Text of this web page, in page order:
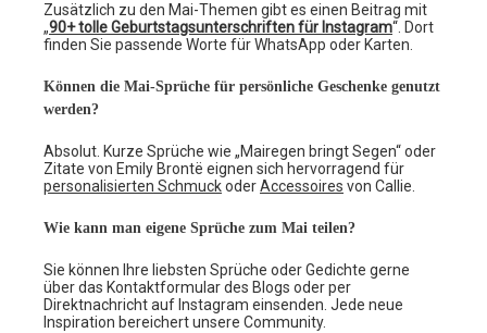
Zusätzlich zu den Mai-Themen gibt es einen Beitrag mit
„90+ tolle Geburtstagsunterschriften für Instagram“. Dort
finden Sie passende Worte für WhatsApp oder Karten.
Können die Mai-Sprüche für persönliche Geschenke genutzt
werden?
Absolut. Kurze Sprüche wie „Mairegen bringt Segen“ oder
Zitate von Emily Brontë eignen sich hervorragend für
personalisierten SchmuckoderAccessoires von Callie.
Wie kann man eigene Sprüche zum Mai teilen?
Sie können Ihre liebsten Sprüche oder Gedichte gerne
über das Kontaktformular des Blogs oder per
Direktnachricht auf Instagram einsenden. Jede neue
Inspiration bereichert unsere Community.